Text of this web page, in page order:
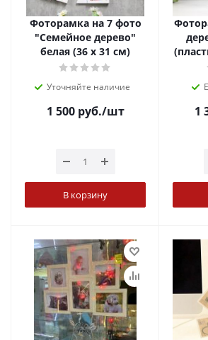
Фоторамка на 7 фото
"Семейное дерево"
белая (36 х 31 см)
Уточняйте наличие
1 500руб./шт
В корзину
1